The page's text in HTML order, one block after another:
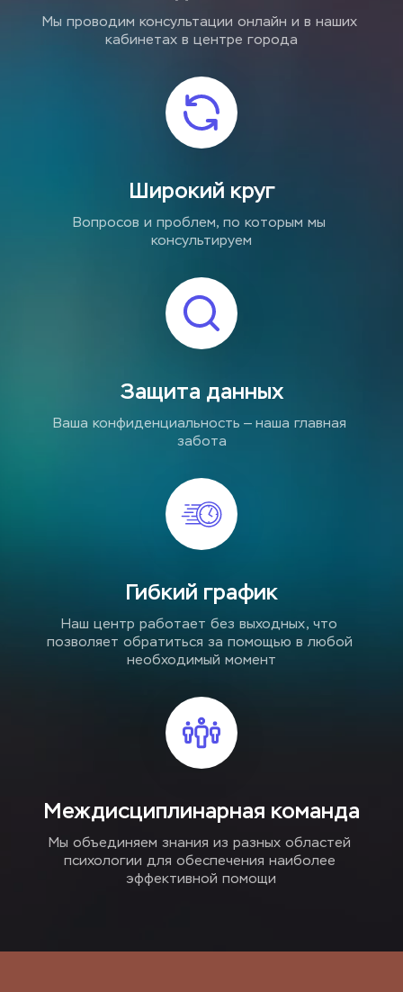
Мы проводим консультации онлайн и в наших
кабинетах в центре города
Широкий круг
Вопросов и проблем, по которым мы
консультируем
Защита данных
Ваша конфиденциальность — наша главная
забота
Гибкий график
Наш центр работает без выходных, что
позволяет обратиться за помощью в любой
необходимый момент
Междисциплинарная команда
Мы объединяем знания из разных областей
психологии для обеспечения наиболее
эффективной помощи